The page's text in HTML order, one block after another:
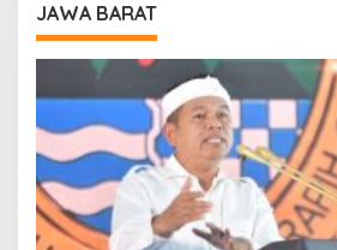
JAWA BARAT